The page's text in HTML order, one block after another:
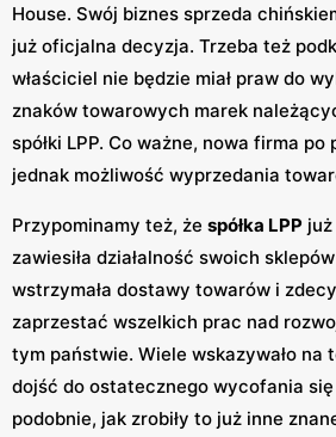
House. Swój biznes sprzeda
już oficjalna decyzja. Trzeba też
właściciel nie będzie miał praw do
znaków towarowych marek
spółki LPP. Co ważne, nowa firma
jednak możliwość wyprzedania
Przypominamy też, że spółka LPP
zawiesiła działalność swoich
wstrzymała dostawy towarów i
zaprzestać wszelkich prac nad
tym państwie. Wiele wskazywało na
dojść do ostatecznego wycofania
podobnie, jak zrobiły to już inne